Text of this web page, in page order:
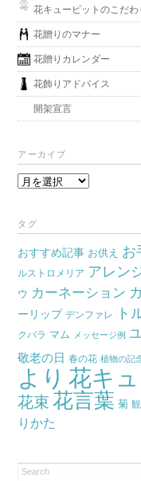
花キューピットのこだわ
花贈りのマナー
花贈りカレンダー
花飾りアドバイス
開架宣言
アーカイブ
ア
イ
ブ
タグ
おすすめ記事 お供え お
ルストロメリア アレン
ウ カーネーション
ーリップ デンファレ ト
クバラ マム メッセージ例
敬老の日 春の花 植物の記
より 花キ
花束 花言葉 菊
りかた